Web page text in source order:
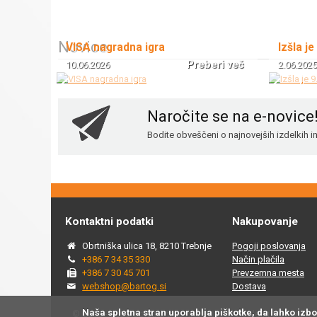
Novice
VISA nagradna igra
10.06.2026 Preberi več
Izšla
2.06.2025
Naročite se na e-novice!
Bodite obveščeni o najnovejših izdelkih
Kontaktni podatki
Obrtniška ulica 18, 8210 Trebnje
+386 7 34 35 330
+386 7 30 45 701
webshop@bartog.si
Nakupovanje
Pogoji poslovanja
Način plačila
Prevzemna mesta
Dostava
© 2015 - 2025 Spletna trgovina Bartog, v spletni trgovini
Naša spletna stran uporablja piškotke, da lahko